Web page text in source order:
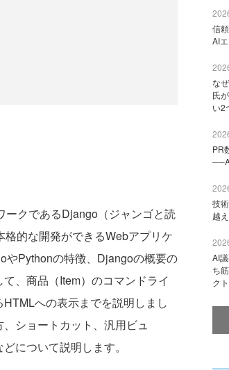
クであるDjango（ジャンゴと読
的な開発ができるWebアプリケ
やPythonの特徴、Djangoの概要の
、商品（Item）のコマンドライ
への表示までを説明しまし
ショートカット、汎用ビュ
について説明します。
信
AI
な
氏
い2
PR
技
越
AI
ち
ク